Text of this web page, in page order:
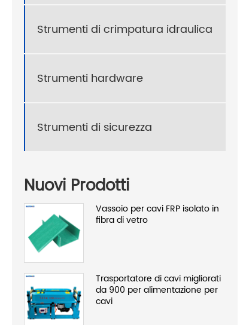
Strumenti di crimpatura idraulica
Strumenti hardware
Strumenti di sicurezza
Nuovi Prodotti
Vassoio per cavi FRP isolato in
fibra di vetro
Trasportatore di cavi migliorati
da 900 per alimentazione per
cavi